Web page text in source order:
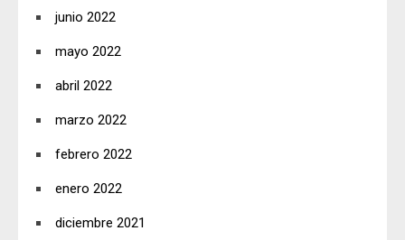
junio 2022
mayo 2022
abril 2022
marzo 2022
febrero 2022
enero 2022
diciembre 2021